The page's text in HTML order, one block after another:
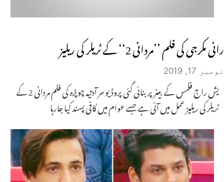
رانی مکرجی کی فلم ’’مردانی 2‘‘ کے ٹریلر کی ریلیز
نومبر 17, 2019
یش راج فلمس کے بینر پر بنائی گئی پروڈیوسر آدتیہ چوپڑہ کی فلم مردانی 2 کے
ٹریلر کی ریلیز عمل میں آئی ہے جسے عوام میں کافی پسند کیا جارہا